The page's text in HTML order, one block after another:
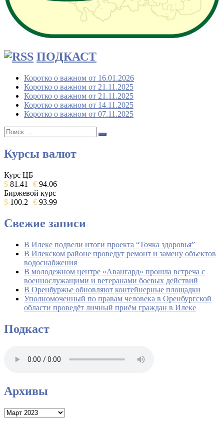
ПОДКАСТ
Коротко о важном от 16.01.2026
Коротко о важном от 21.11.2025
Коротко о важном от 21.11.2025
Коротко о важном от 14.11.2025
Коротко о важном от 07.11.2025
Поиск:
Поиск
Курсы валют
Курс ЦБ
$ 81.41 € 94.06
Биржевой курс
$ 100.2 € 93.99
Свежие записи
В Илеке подвели итоги проекта “Точка здоровья”
В Илекском районе проведут ремонт и замену объектов
водоснабжения
В молодежном центре «Авангард» прошла встреча с
военнослужащими и ветеранами боевых действий
В Оренбуржье обновляют контейнерные площадки
Уполномоченный по правам человека в Оренбургской
области проведёт личный приём граждан в Илеке
Подкаст
Архивы
Архивы